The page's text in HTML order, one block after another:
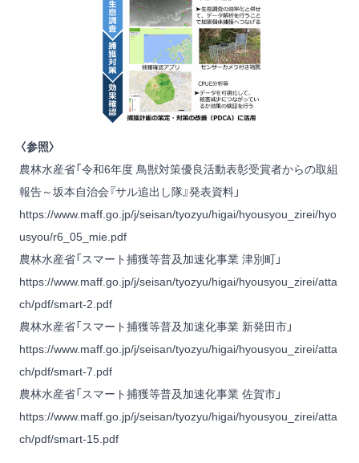
〈参照〉
農林水産省「令和6年度 鳥獣対策優良活動表彰受賞者からの取組
報告～坂本自治会『サル追出し隊』発表資料」
https://www.maff.go.jp/j/seisan/tyozyu/higai/hyousyou_zirei/hyo
usyou/r6_05_mie.pdf
農林水産省「スマート捕獲等普及加速化事業 津別町」
https://www.maff.go.jp/j/seisan/tyozyu/higai/hyousyou_zirei/atta
ch/pdf/smart-2.pdf
農林水産省「スマート捕獲等普及加速化事業 新発田市」
https://www.maff.go.jp/j/seisan/tyozyu/higai/hyousyou_zirei/atta
ch/pdf/smart-7.pdf
農林水産省「スマート捕獲等普及加速化事業 佐賀市」
https://www.maff.go.jp/j/seisan/tyozyu/higai/hyousyou_zirei/atta
ch/pdf/smart-15.pdf